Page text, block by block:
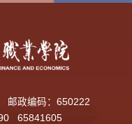
邮政编码：650222
65841605